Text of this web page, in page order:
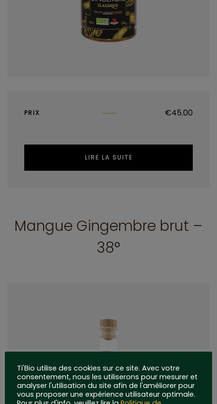
PRIX €45.00
LIRE LA SUITE
Mangue Gingembre brut –
38°
Ti'Bio utilise des cookies sur ce site. Avec votre
consentement, nous les utiliserons pour mesurer et
analyser l'utilisation du site afin de l'améliorer pour
vous proposer une expérience utilisateur optimale.